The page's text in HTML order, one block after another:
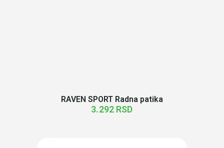
RAVEN SPORT Radna patika
3.292 RSD